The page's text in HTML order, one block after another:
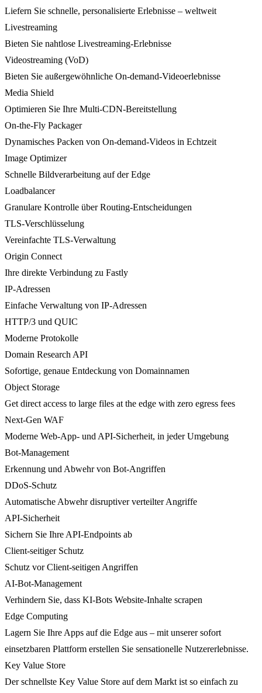
Liefern Sie schnelle, personalisierte Erlebnisse – weltweit
Livestreaming
Bieten Sie nahtlose Livestreaming-Erlebnisse
Videostreaming (VoD)
Bieten Sie außergewöhnliche On-demand-Videoerlebnisse
Media Shield
Optimieren Sie Ihre Multi-CDN-Bereitstellung
On-the-Fly Packager
Dynamisches Packen von On-demand-Videos in Echtzeit
Image Optimizer
Schnelle Bildverarbeitung auf der Edge
Loadbalancer
Granulare Kontrolle über Routing-Entscheidungen
TLS-Verschlüsselung
Vereinfachte TLS-Verwaltung
Origin Connect
Ihre direkte Verbindung zu Fastly
IP-Adressen
Einfache Verwaltung von IP-Adressen
HTTP/3 und QUIC
Moderne Protokolle
Domain Research API
Sofortige, genaue Entdeckung von Domainnamen
Object Storage
Get direct access to large files at the edge with zero egress fees
Next-Gen WAF
Moderne Web-App- und API-Sicherheit, in jeder Umgebung
Bot-Management
Erkennung und Abwehr von Bot-Angriffen
DDoS-Schutz
Automatische Abwehr disruptiver verteilter Angriffe
API-Sicherheit
Sichern Sie Ihre API-Endpoints ab
Client-seitiger Schutz
Schutz vor Client-seitigen Angriffen
AI-Bot-Management
Verhindern Sie, dass KI-Bots Website-Inhalte scrapen
Edge Computing
Lagern Sie Ihre Apps auf die Edge aus – mit unserer sofort
einsetzbaren Plattform erstellen Sie sensationelle Nutzererlebnisse.
Key Value Store
Der schnellste Key Value Store auf dem Markt ist so einfach zu